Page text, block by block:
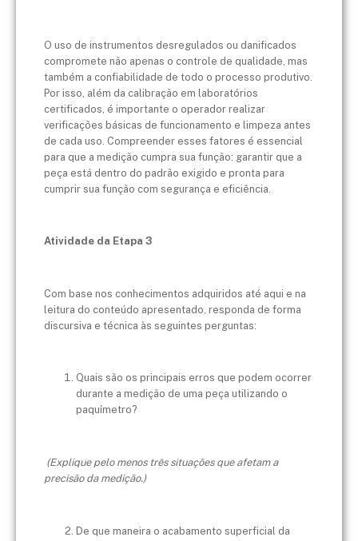
O uso de instrumentos desregulados ou danificados
compromete não apenas o controle de qualidade, mas
também a confiabilidade de todo o processo produtivo.
Por isso, além da calibração em laboratórios
certificados, é importante o operador realizar
verificações básicas de funcionamento e limpeza antes
de cada uso. Compreender esses fatores é essencial
para que a medição cumpra sua função: garantir que a
peça está dentro do padrão exigido e pronta para
cumprir sua função com segurança e eficiência.
Atividade da Etapa 3
Com base nos conhecimentos adquiridos até aqui e na
leitura do conteúdo apresentado, responda de forma
discursiva e técnica às seguintes perguntas:
Quais são os principais erros que podem ocorrer
durante a medição de uma peça utilizando o
paquímetro?
(Explique pelo menos três situações que afetam a
precisão da medição.)
De que maneira o acabamento superficial da